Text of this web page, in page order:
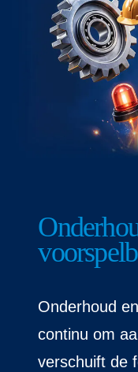
Onderhoud
continu om
verschuift de